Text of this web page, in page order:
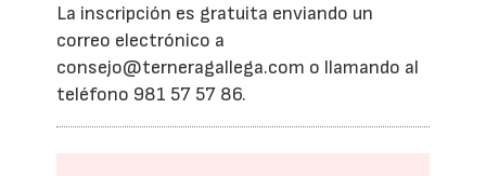
La inscripción es gratuita enviando un
correo electrónico a
consejo@terneragallega.com o llamando al
teléfono 981 57 57 86.